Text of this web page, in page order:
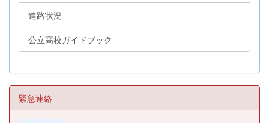
進路状況
公立高校ガイドブック
緊急連絡